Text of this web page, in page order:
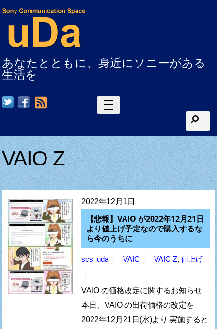
あなたとともに、身近にソニーがある
生活を
VAIO Z
2022年12月1日
【悲報】VAIO が2022年12月21日
より値上げ予定なので購入するな
ら今のうちに
scs_uda VAIO VAIO Z,値上げ
VAIO の価格改定に関するお知らせ
本日、VAIO の出荷価格の改定を
2022年12月21日(水)より 実施すると